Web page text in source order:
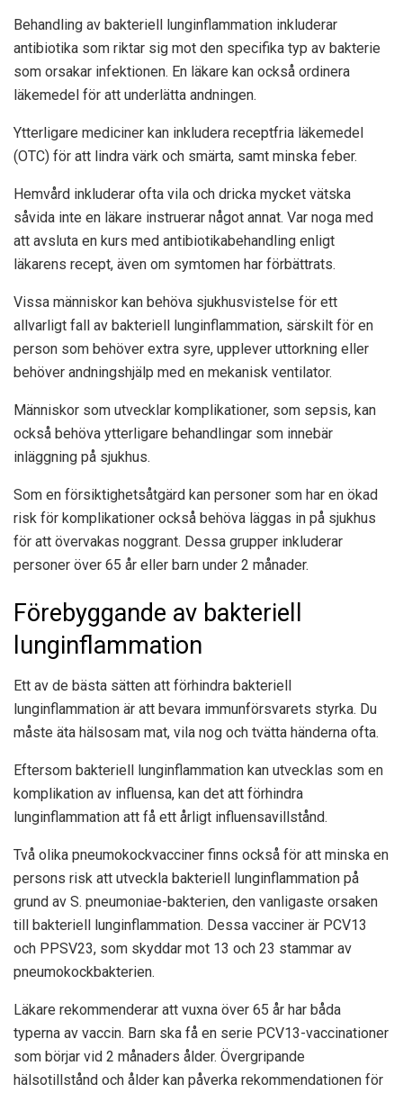
Behandling av bakteriell lunginflammation inkluderar
antibiotika som riktar sig mot den specifika typ av bakterie
som orsakar infektionen. En läkare kan också ordinera
läkemedel för att underlätta andningen.
Ytterligare mediciner kan inkludera receptfria läkemedel
(OTC) för att lindra värk och smärta, samt minska feber.
Hemvård inkluderar ofta vila och dricka mycket vätska
såvida inte en läkare instruerar något annat. Var noga med
att avsluta en kurs med antibiotikabehandling enligt
läkarens recept, även om symtomen har förbättrats.
Vissa människor kan behöva sjukhusvistelse för ett
allvarligt fall av bakteriell lunginflammation, särskilt för en
person som behöver extra syre, upplever uttorkning eller
behöver andningshjälp med en mekanisk ventilator.
Människor som utvecklar komplikationer, som sepsis, kan
också behöva ytterligare behandlingar som innebär
inläggning på sjukhus.
Som en försiktighetsåtgärd kan personer som har en ökad
risk för komplikationer också behöva läggas in på sjukhus
för att övervakas noggrant. Dessa grupper inkluderar
personer över 65 år eller barn under 2 månader.
Förebyggande av bakteriell
lunginflammation
Ett av de bästa sätten att förhindra bakteriell
lunginflammation är att bevara immunförsvarets styrka. Du
måste äta hälsosam mat, vila nog och tvätta händerna ofta.
Eftersom bakteriell lunginflammation kan utvecklas som en
komplikation av influensa, kan det att förhindra
lunginflammation att få ett årligt influensavillstånd.
Två olika pneumokockvacciner finns också för att minska en
persons risk att utveckla bakteriell lunginflammation på
grund av S. pneumoniae-bakterien, den vanligaste orsaken
till bakteriell lunginflammation. Dessa vacciner är PCV13
och PPSV23, som skyddar mot 13 och 23 stammar av
pneumokockbakterien.
Läkare rekommenderar att vuxna över 65 år har båda
typerna av vaccin. Barn ska få en serie PCV13-vaccinationer
som börjar vid 2 månaders ålder. Övergripande
hälsotillstånd och ålder kan påverka rekommendationen för